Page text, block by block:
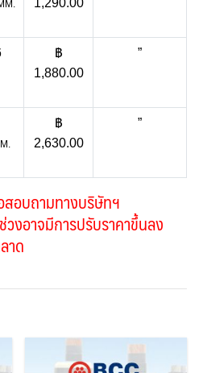
1,290.00
฿
1,880.00
”
฿
2,630.00
”
อบถามทางบริษัทฯ
งอาจมีการปรับราคาขึ้นลง
าด